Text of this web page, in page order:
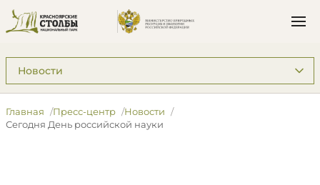
Подразделы: Пресс-центр
Главная Пресс-центр
Новости
Сегодня День российской науки